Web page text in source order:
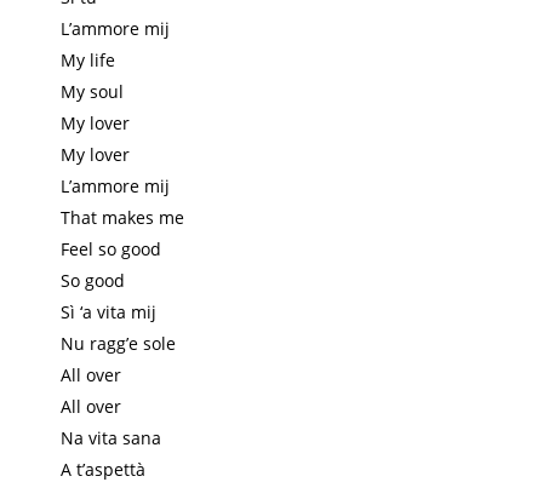
L’ammore mij
My life
My soul
My lover
My lover
L’ammore mij
That makes me
Feel so good
So good
Sì ‘a vita mij
Nu ragg’e sole
All over
All over
Na vita sana
A t’aspettà